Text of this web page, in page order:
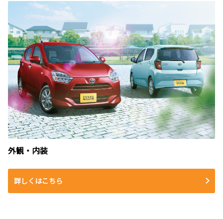
外観・内装
詳しくはこちら